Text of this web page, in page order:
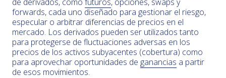
forwards, cada uno diseñado para gestionar el riesgo,
especular o arbitrar diferencias de precios en el
mercado. Los derivados pueden ser utilizados tanto
para protegerse de fluctuaciones adversas en los
precios de los activos subyacentes (cobertura) como
para aprovechar oportunidades de ganancias a partir
de esos movimientos.